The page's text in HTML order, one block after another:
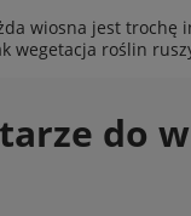
wiosna jest trochę
wegetacja roślin
do